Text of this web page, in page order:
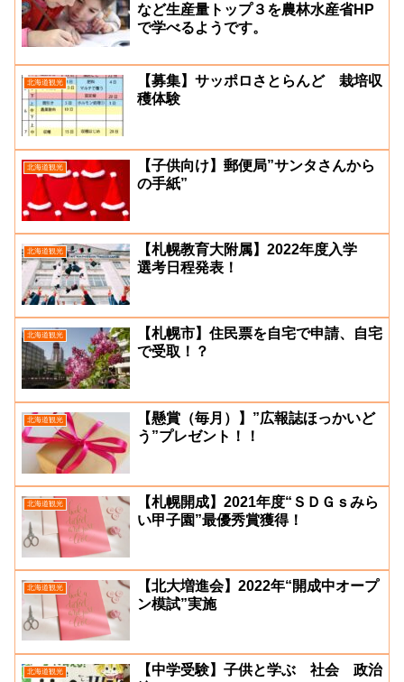
など生産量トップ３を農林水産省HP
で学べるようです。
北海道観光
【募集】サッポロさとらんど 栽培収
穫体験
北海道観光
【子供向け】郵便局”サンタさんから
の手紙”
北海道観光
【札幌教育大附属】2022年度入学
選考日程発表！
北海道観光
【札幌市】住民票を自宅で申請、自宅
で受取！？
北海道観光
【懸賞（毎月）】”広報誌ほっかいど
う”プレゼント！！
北海道観光
【札幌開成】2021年度“ＳＤＧｓみら
い甲子園”最優秀賞獲得！
北海道観光
【北大増進会】2022年“開成中オープ
ン模試”実施
北海道観光
【中学受験】子供と学ぶ 社会 政治